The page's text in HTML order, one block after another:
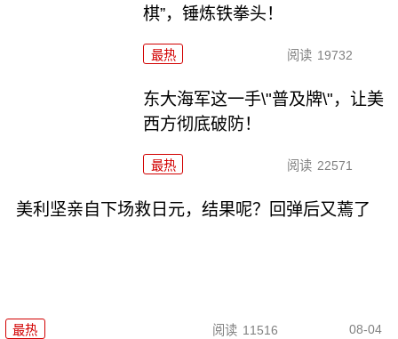
棋”，锤炼铁拳头！
最热 阅读 19732
东大海军这一手\"普及牌\"，让美
西方彻底破防！
最热 阅读 22571
美利坚亲自下场救日元，结果呢？回弹后又蔫了
最热 阅读 11516 08-04